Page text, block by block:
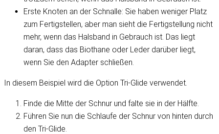
Erste Knoten an der Schnalle: Sie haben weniger Platz
zum Fertigstellen, aber man sieht die Fertigstellung nicht
mehr, wenn das Halsband in Gebrauch ist. Das liegt
daran, dass das Biothane oder Leder darüber liegt,
wenn Sie den Adapter schließen.
In diesem Beispiel wird die Option Tri-Glide verwendet.
Finde die Mitte der Schnur und falte sie in der Hälfte.
Führen Sie nun die Schlaufe der Schnur von hinten durch
den Tri-Glide.